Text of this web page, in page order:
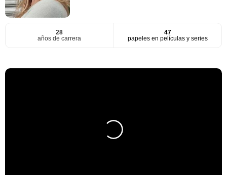
28
años de carrera
47
papeles en películas y series